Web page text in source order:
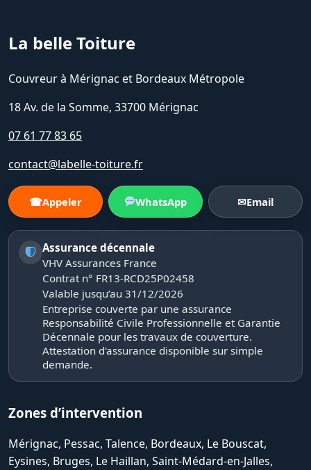
La belle Toiture
Couvreur à Mérignac et Bordeaux Métropole
18 Av. de la Somme, 33700 Mérignac
07 61 77 83 65
contact@labelle-toiture.fr
☎Appeler WhatsApp ✉Email
Assurance décennale
VHV Assurances France
Contrat n° FR13-RCD25P02458
Valable jusqu’au 31/12/2026
Entreprise couverte par une assurance
Responsabilité Civile Professionnelle et Garantie
Décennale pour les travaux de couverture.
Attestation d'assurance disponible sur simple
demande.
Zones d’intervention
Mérignac, Pessac, Talence, Bordeaux, Le Bouscat,
Eysines, Bruges, Le Haillan, Saint-Médard-en-Jalles,